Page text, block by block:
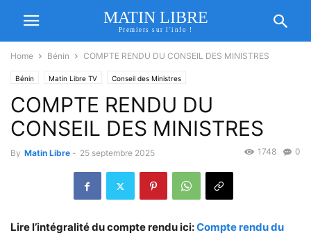
MATIN LIBRE
Premiers sur l'info !
Home Bénin COMPTE RENDU DU CONSEIL DES MINISTRES
Bénin Matin Libre TV Conseil des Ministres
COMPTE RENDU DU
CONSEIL DES MINISTRES
By Matin Libre - 25 septembre 2025 0
1748
Lire l’intégralité du compte rendu ici:Compte rendu du